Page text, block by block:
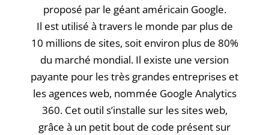
proposé par le géant américain Google.
Il est utilisé à travers le monde par plus de
10 millions de sites, soit environ plus de 80%
du marché mondial. Il existe une version
payante pour les très grandes entreprises et
les agences web, nommée Google Analytics
360. Cet outil s’installe sur les sites web,
grâce à un petit bout de code présent sur